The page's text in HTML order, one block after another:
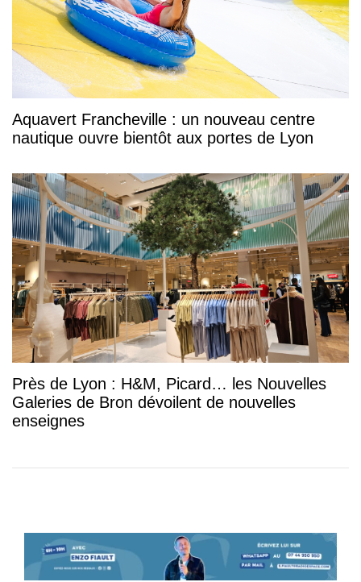
Aquavert Francheville : un nouveau centre
nautique ouvre bientôt aux portes de Lyon
Près de Lyon : H&M, Picard… les Nouvelles
Galeries de Bron dévoilent de nouvelles
enseignes